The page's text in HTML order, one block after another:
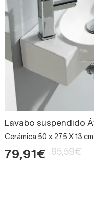
Lavabo suspendido
Cerámica 50 x 27.5 X 13 cm
79,91€ 95,59€